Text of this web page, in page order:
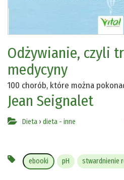
Odżywianie, czyli
medycyny
100 chorób, które można
Jean Seignalet
Dieta › dieta - inne
ebooki pH stwardnienie